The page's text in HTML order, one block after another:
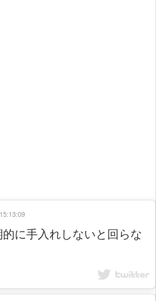
に手入れしないと回らな